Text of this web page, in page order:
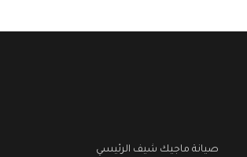
صيانة ماجيك شيف الرئيسي